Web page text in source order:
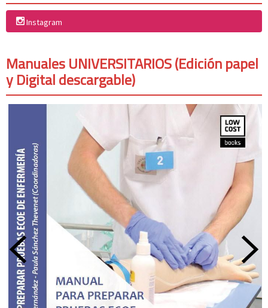
Instagram
Manuales UNIVERSITARIOS (Edición papel
y Digital descargable)